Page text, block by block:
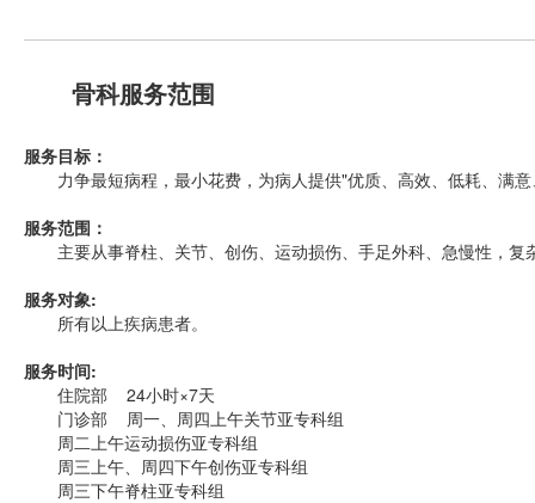
骨科服务范围
服务目标：
力争最短病程，最小花费，为病人提供"优质、高效、低耗、满意
服务范围：
主要从事脊柱、关节、创伤、运动损伤、手足外科、急慢性，复
服务对象:
所有以上疾病患者。
服务时间:
住院部 24小时×7天
门诊部 周一、周四上午关节亚专科组
周二上午运动损伤亚专科组
周三上午、周四下午创伤亚专科组
周三下午脊柱亚专科组